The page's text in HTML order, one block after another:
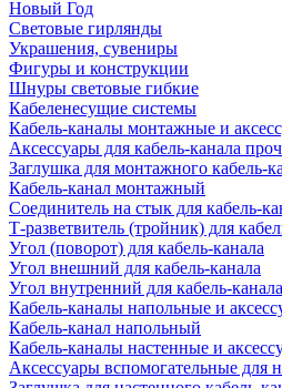
Новый Год
Световые гирлянды
Украшения, сувениры
Фигуры и конструкции
Шнуры световые гибкие
Кабеленесущие системы
Кабель-каналы монтажные и
Аксессуары для кабель-канала
Заглушка для монтажного кабель-
Кабель-канал монтажный
Соединитель на стык для кабель-
Т-разветвитель (тройник) для
Угол (поворот) для кабель-канала
Угол внешний для кабель-канала
Угол внутренний для кабель-канала
Кабель-каналы напольные и
Кабель-канал напольный
Кабель-каналы настенные и
Аксессуары вспомогательные для